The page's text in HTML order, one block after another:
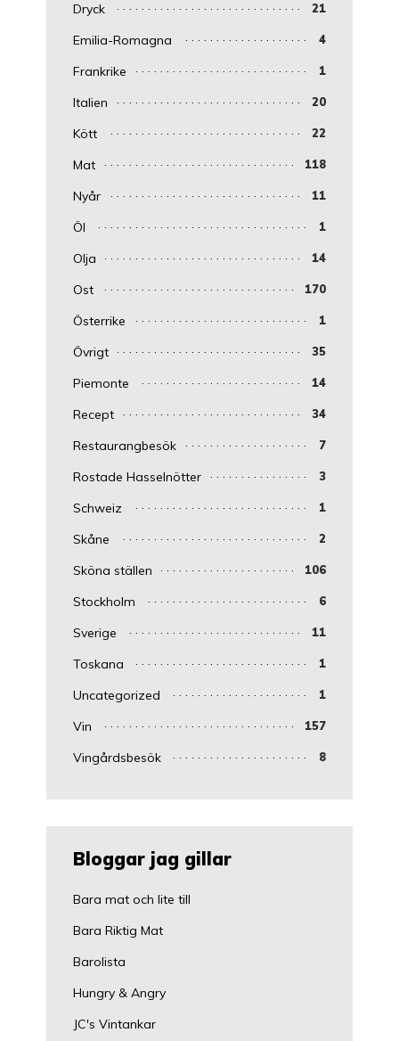
Dryck 21
Emilia-Romagna 4
Frankrike 1
Italien 20
Kött 22
Mat 118
Nyår 11
Öl 1
Olja 14
Ost 170
Österrike 1
Övrigt 35
Piemonte 14
Recept 34
Restaurangbesök 7
Rostade Hasselnötter 3
Schweiz 1
Skåne 2
Sköna ställen 106
Stockholm 6
Sverige 11
Toskana 1
Uncategorized 1
Vin 157
Vingårdsbesök 8
Bloggar jag gillar
Bara mat och lite till
Bara Riktig Mat
Barolista
Hungry & Angry
JC's Vintankar